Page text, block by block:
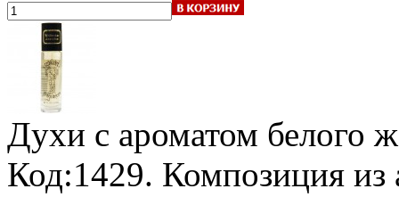
Духи с ароматом белого
Код:1429. Композиция из